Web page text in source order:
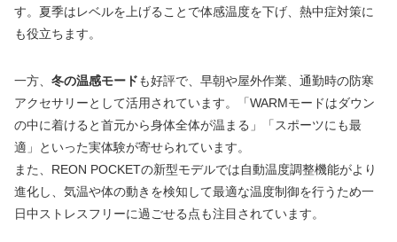
す。夏季はレベルを上げることで体感温度を下げ、熱中症対策に
も役立ちます。
一方、 冬の温感モードも好評で、早朝や屋外作業、通勤時の防寒
アクセサリーとして活用されています。「WARMモードはダウン
の中に着けると首元から身体全体が温まる」「スポーツにも最
適」といった実体験が寄せられています。
また、REON POCKETの新型モデルでは自動温度調整機能がより
進化し、気温や体の動きを検知して最適な温度制御を行うため一
日中ストレスフリーに過ごせる点も注目されています。